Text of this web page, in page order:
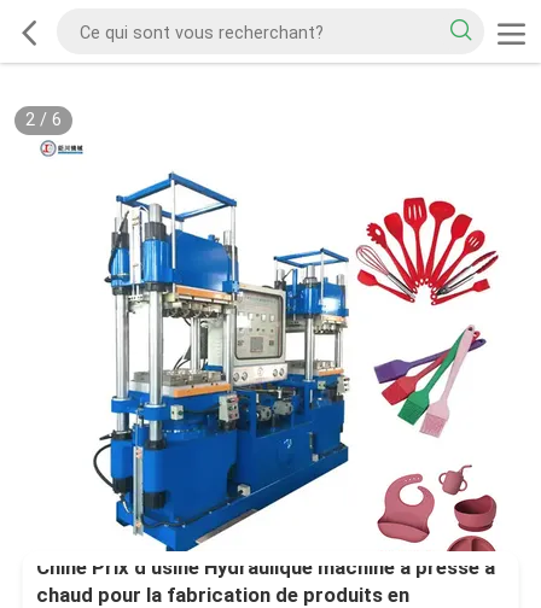
2/ 6
Chine Prix d'usine Hydraulique machine à presse à
chaud pour la fabrication de produits en